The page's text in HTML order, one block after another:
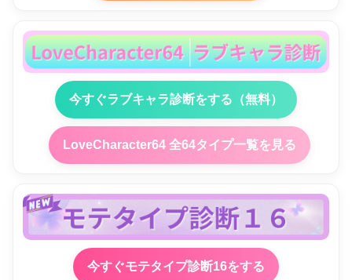
今すぐラブキャラ診断をする（無料）
LoveCharacter64 全64タイプ一覧を見る
今すぐモテタイプ診断16をする